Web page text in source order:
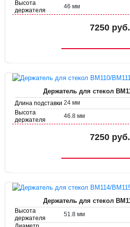
Высота
держателя
46 мм
7250 руб.
Держатель для стекол
Длина подставки 24 мм
Высота
держателя
46.8 мм
7250 руб.
Держатель для стекол
Высота
держателя
51.8 мм